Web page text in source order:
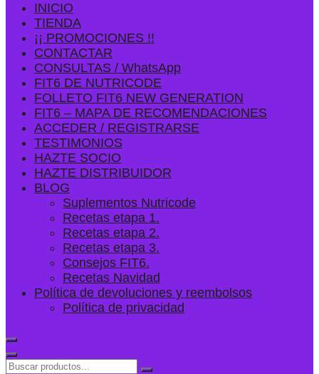
INICIO
TIENDA
¡¡ PROMOCIONES !!
CONTACTAR
CONSULTAS / WhatsApp
FIT6 DE NUTRICODE
FOLLETO FIT6 NEW GENERATION
FIT6 – MAPA DE RECOMENDACIONES
ACCEDER / REGISTRARSE
TESTIMONIOS
HAZTE SOCIO
HAZTE DISTRIBUIDOR
BLOG
Suplementos Nutricode
Recetas etapa 1.
Recetas etapa 2.
Recetas etapa 3.
Consejos FIT6.
Recetas Navidad
Política de devoluciones y reembolsos
Política de privacidad